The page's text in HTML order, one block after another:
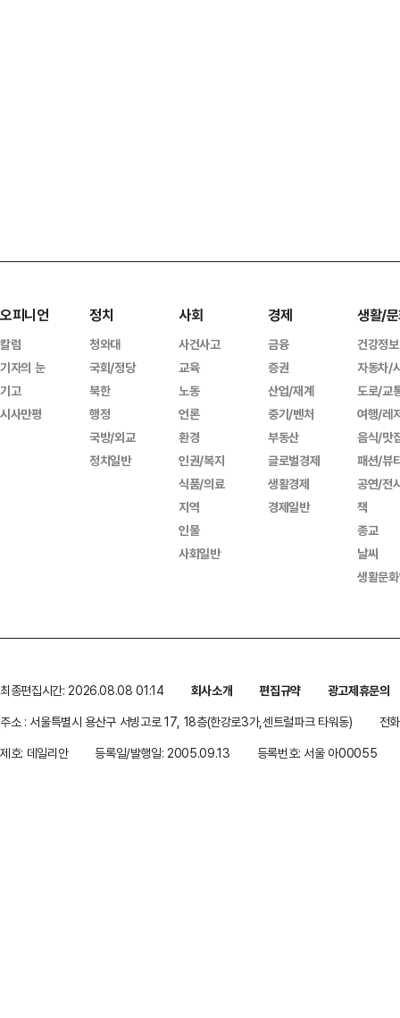
오피니언
칼럼
기자의 눈
기고
시사만평
정치
청와대
국회/정당
북한
행정
국방/외교
정치일반
사회
사건사고
교육
노동
언론
환경
인권/복지
식품/의료
지역
인물
사회일반
경제
금융
증권
산업/재계
중기/벤처
부동산
글로벌경제
생활경제
경제일반
생활/
건강정보
자동차/
도로/교
여행/레
음식/맛
패션/뷰
공연/전
책
종교
날씨
생활문
최종편집시간: 2026.08.08 01:14 회사소개 편집규약
광고제휴문의
주소 : 서울특별시 용산구 서빙고로 17, 18층(한강로3가,센트럴파크 타워동)
전
제호: 데일리안
등록일/발행일: 2005.09.13 등록번호: 서울 아00055